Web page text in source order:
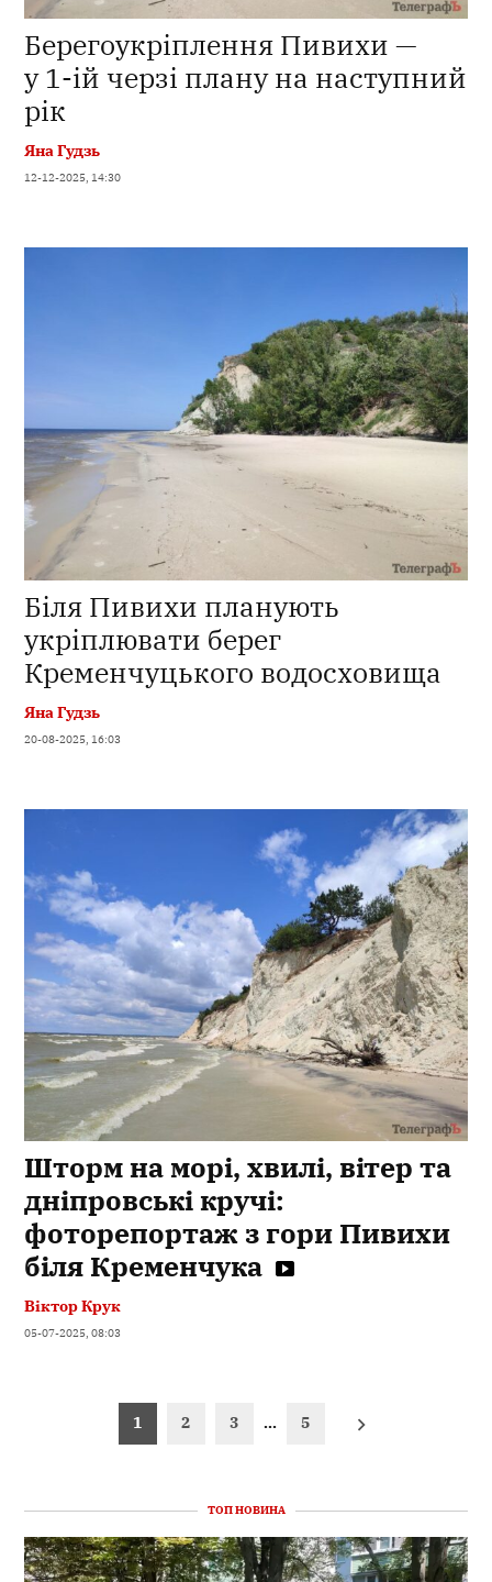
Берегоукріплення Пивихи —
у 1-ій черзі плану на наступний
рік
Яна Гудзь
12-12-2025, 14:30
Біля Пивихи планують
укріплювати берег
Кременчуцького водосховища
Яна Гудзь
20-08-2025, 16:03
Шторм на морі, хвилі, вітер та
дніпровські кручі:
фоторепортаж з гори Пивихи
біля Кременчука
Віктор Крук
05-07-2025, 08:03
1 2 3 … 5
ТОП НОВИНА